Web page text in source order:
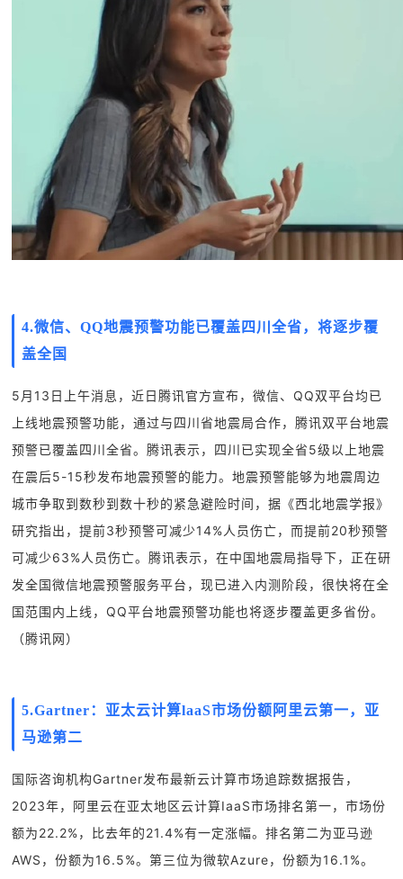
4.微信、QQ地震预警功能已覆盖四川全省，将逐步覆
盖全国
5月13日上午消息，近日腾讯官方宣布，微信、QQ双平台均已
上线地震预警功能，通过与四川省地震局合作，腾讯双平台地震
预警已覆盖四川全省。腾讯表示，四川已实现全省5级以上地震
在震后5-15秒发布地震预警的能力。地震预警能够为地震周边
城市争取到数秒到数十秒的紧急避险时间，据《西北地震学报》
研究指出，提前3秒预警可减少14%人员伤亡，而提前20秒预警
可减少63%人员伤亡。腾讯表示，在中国地震局指导下，正在研
发全国微信地震预警服务平台，现已进入内测阶段，很快将在全
国范围内上线，QQ平台地震预警功能也将逐步覆盖更多省份。
（腾讯网）
5.Gartner：亚太云计算laaS市场份额阿里云第一，亚
马逊第二
国际咨询机构Gartner发布最新云计算市场追踪数据报告，
2023年，阿里云在亚太地区云计算IaaS市场排名第一，市场份
额为22.2%，比去年的21.4%有一定涨幅。排名第二为亚马逊
AWS，份额为16.5%。第三位为微软Azure，份额为16.1%。